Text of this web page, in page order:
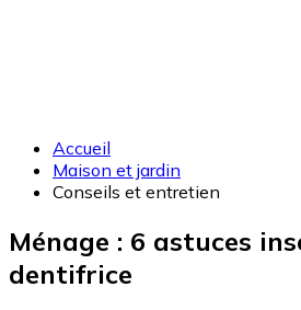
Accueil
Maison et jardin
Conseils et entretien
Ménage : 6 astuces
dentifrice